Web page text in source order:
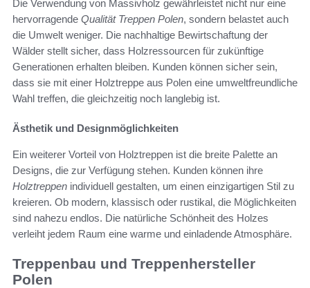
Die Verwendung von Massivholz gewährleistet nicht nur eine
hervorragende Qualität Treppen Polen, sondern belastet auch
die Umwelt weniger. Die nachhaltige Bewirtschaftung der
Wälder stellt sicher, dass Holzressourcen für zukünftige
Generationen erhalten bleiben. Kunden können sicher sein,
dass sie mit einer Holztreppe aus Polen eine umweltfreundliche
Wahl treffen, die gleichzeitig noch langlebig ist.
Ästhetik und Designmöglichkeiten
Ein weiterer Vorteil von Holztreppen ist die breite Palette an
Designs, die zur Verfügung stehen. Kunden können ihre
Holztreppen individuell gestalten, um einen einzigartigen Stil zu
kreieren. Ob modern, klassisch oder rustikal, die Möglichkeiten
sind nahezu endlos. Die natürliche Schönheit des Holzes
verleiht jedem Raum eine warme und einladende Atmosphäre.
Treppenbau und Treppenhersteller
Polen